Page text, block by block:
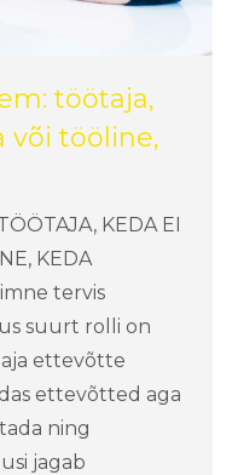
töötaja,
või tööline,
KEDA EI
KEDA
tervis
suurt rolli on
ettevõtte
ettevõtted aga
ning
jagab